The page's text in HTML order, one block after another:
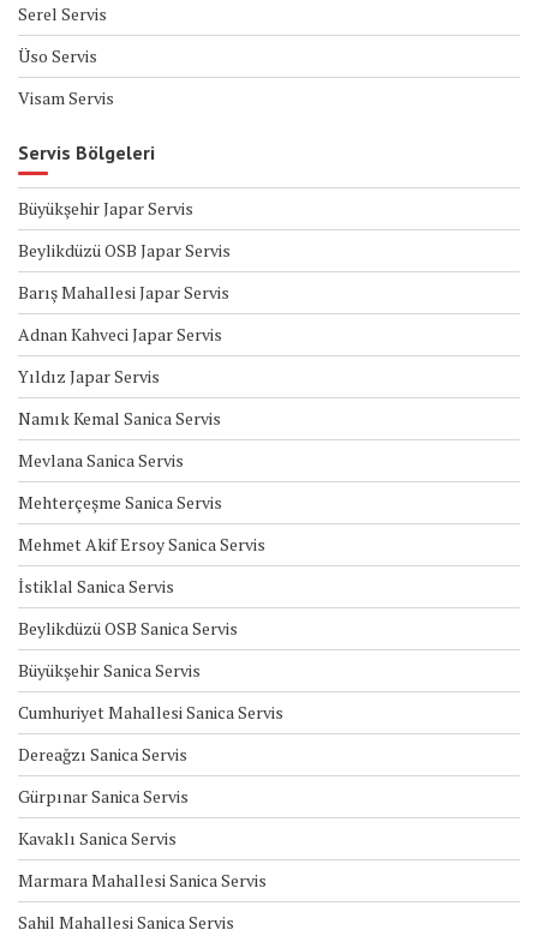
Serel Servis
Üso Servis
Visam Servis
Servis Bölgeleri
Büyükşehir Japar Servis
Beylikdüzü OSB Japar Servis
Barış Mahallesi Japar Servis
Adnan Kahveci Japar Servis
Yıldız Japar Servis
Namık Kemal Sanica Servis
Mevlana Sanica Servis
Mehterçeşme Sanica Servis
Mehmet Akif Ersoy Sanica Servis
İstiklal Sanica Servis
Beylikdüzü OSB Sanica Servis
Büyükşehir Sanica Servis
Cumhuriyet Mahallesi Sanica Servis
Dereağzı Sanica Servis
Gürpınar Sanica Servis
Kavaklı Sanica Servis
Marmara Mahallesi Sanica Servis
Sahil Mahallesi Sanica Servis